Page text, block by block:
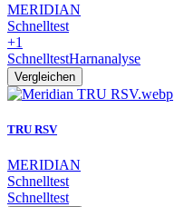
MERIDIAN
Schnelltest
+1
SchnelltestHarnanalyse
Vergleichen
TRU RSV
MERIDIAN
Schnelltest
Schnelltest